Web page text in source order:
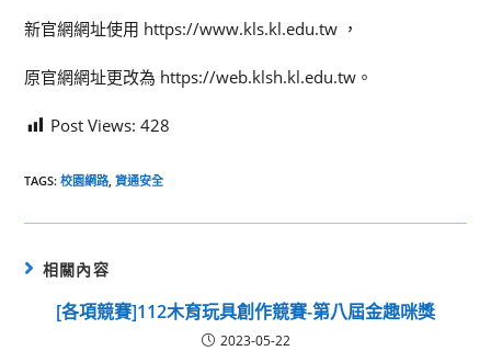
新官網網址使用 https://www.kls.kl.edu.tw ，
原官網網址更改為 https://web.klsh.kl.edu.tw。
Post Views: 428
TAGS:校園網路, 資通安全
相關內容
[各項競賽]112木育玩具創作競賽-第八屆金趣咪獎
2023-05-22